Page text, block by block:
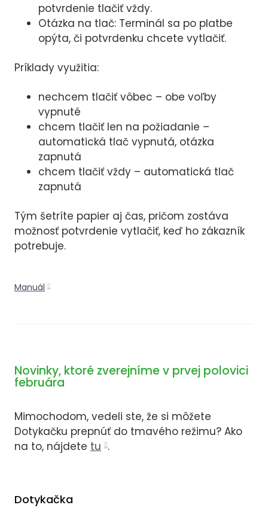
potvrdenie tlačiť vždy.
Otázka na tlač: Terminál sa po platbe
opýta, či potvrdenku chcete vytlačiť.
Príklady využitia:
nechcem tlačiť vôbec – obe voľby
vypnuté
chcem tlačiť len na požiadanie –
automatická tlač vypnutá, otázka
zapnutá
chcem tlačiť vždy – automatická tlač
zapnutá
Tým šetríte papier aj čas, pričom zostáva
možnosť potvrdenie vytlačiť, keď ho zákazník
potrebuje.
Manuál
Novinky, ktoré zverejníme v prvej polovici
februára
Mimochodom, vedeli ste, že si môžete
Dotykačku prepnúť do tmavého režimu? Ako
na to, nájdete tu .
Dotykačka